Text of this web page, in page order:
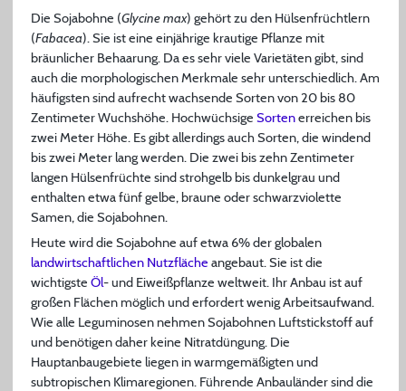
Die Sojabohne (Glycine max) gehört zu den Hülsenfrüchtlern
(Fabacea). Sie ist eine einjährige krautige Pflanze mit
bräunlicher Behaarung. Da es sehr viele Varietäten gibt, sind
auch die morphologischen Merkmale sehr unterschiedlich. Am
häufigsten sind aufrecht wachsende Sorten von 20 bis 80
Zentimeter Wuchshöhe. Hochwüchsige Sortenerreichen bis
zwei Meter Höhe. Es gibt allerdings auch Sorten, die windend
bis zwei Meter lang werden. Die zwei bis zehn Zentimeter
langen Hülsenfrüchte sind strohgelb bis dunkelgrau und
enthalten etwa fünf gelbe, braune oder schwarzviolette
Samen, die Sojabohnen.
Heute wird die Sojabohne auf etwa 6% der globalen
landwirtschaftlichen Nutzfläche angebaut. Sie ist die
wichtigste Öl- und Eiweißpflanze weltweit. Ihr Anbau ist auf
großen Flächen möglich und erfordert wenig Arbeitsaufwand.
Wie alle Leguminosen nehmen Sojabohnen Luftstickstoff auf
und benötigen daher keine Nitratdüngung. Die
Hauptanbaugebiete liegen in warmgemäßigten und
subtropischen Klimaregionen. Führende Anbauländer sind die